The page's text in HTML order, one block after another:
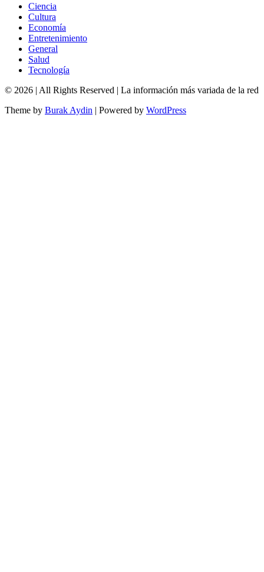
Ciencia
Cultura
Economía
Entretenimiento
General
Salud
Tecnología
© 2026 | All Rights Reserved | La información más variada de la red
Theme by Burak Aydin | Powered by WordPress